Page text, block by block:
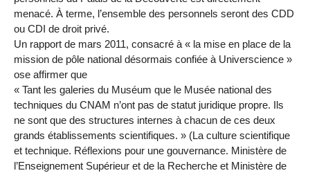
menacé. À terme, l’ensemble des personnels seront des CDD
ou CDI de droit privé.
Un rapport de mars 2011, consacré à « la mise en place de la
mission de pôle national désormais confiée à Universcience »
ose affirmer que
« Tant les galeries du Muséum que le Musée national des
techniques du CNAM n’ont pas de statut juridique propre. Ils
ne sont que des structures internes à chacun de ces deux
grands établissements scientifiques. » (La culture scientifique
et technique. Réflexions pour une gouvernance. Ministère de
l’Enseignement Supérieur et de la Recherche et Ministère de